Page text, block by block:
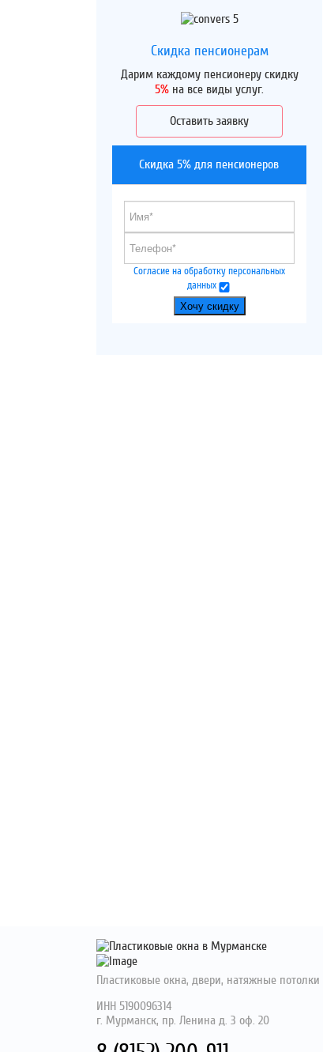
Скидка пенсионерам
Дарим каждому пенсионеру скидку
5% на все виды услуг.
Оставить заявку
Скидка 5% для пенсионеров
Согласие на обработку персональных
данных
Хочу скидку
Пластиковые окна, двери, натяжные потолки
ИНН 5190096314
г. Мурманск, пр. Ленина д. 3 оф. 20